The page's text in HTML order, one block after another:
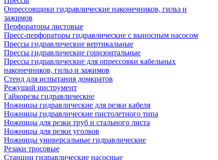
Опрессовщики гидравлические наконечников, гильз и
зажимов
Перфораторы листовые
Пресс-перфораторы гидравлические с выносным насосом
Прессы гидравлические вертикальные
Прессы гидравлические горизонтальные
Прессы гидравлические для опрессовки кабельных
наконечников, гильз и зажимов
Стенд для испытания домкратов
Режущий инструмент
Гайкорезы гидравлические
Ножницы гидравлические для резки кабеля
Ножницы гидравлические пистолетного типа
Ножницы для резки труб и стального листа
Ножницы для резки уголков
Ножницы универсальные гидравлические
Резаки тросовые
Станции гидравлические насосные